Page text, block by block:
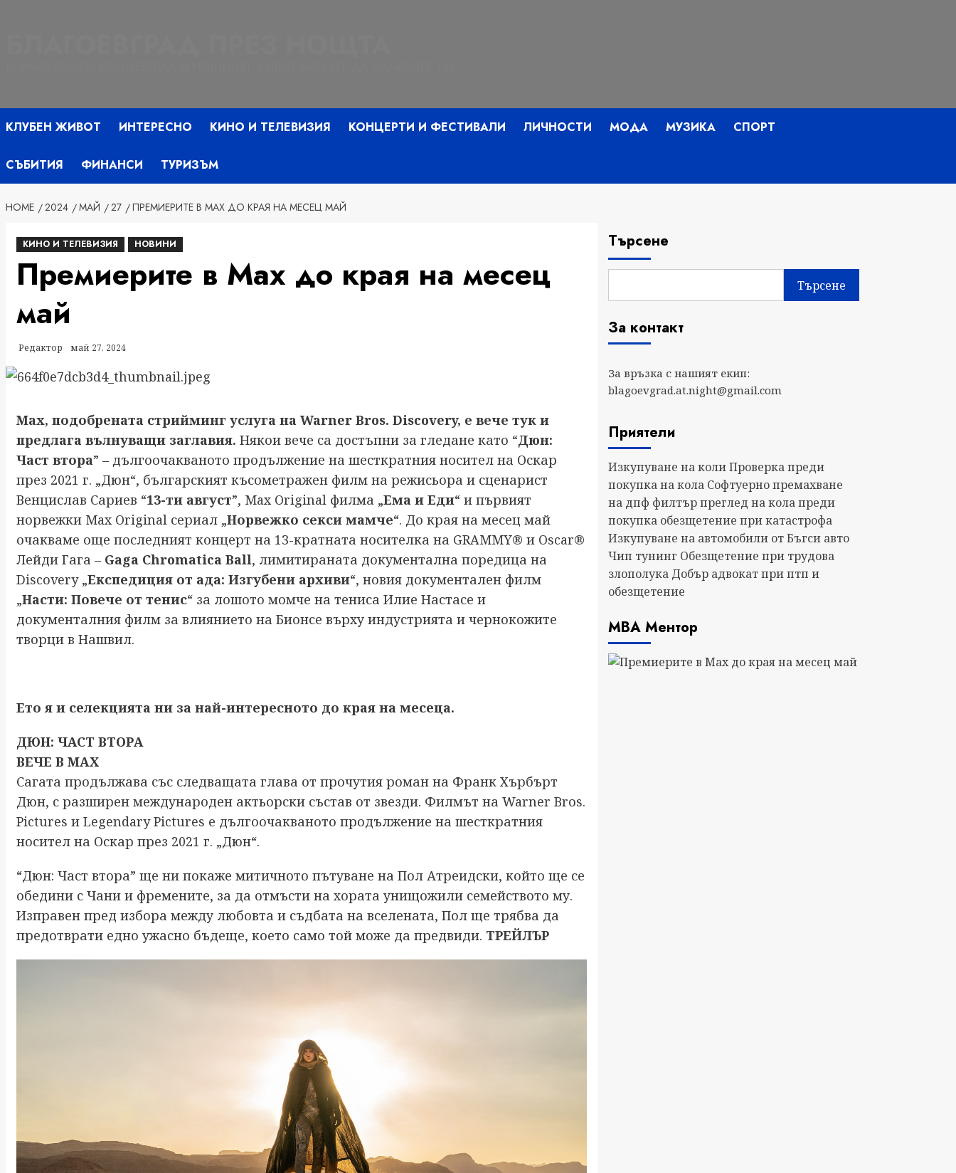
КЛУБЕН ЖИВОТ ИНТЕРЕСНО КИНО И ТЕЛЕВИЗИЯ КОНЦЕРТИ И ФЕСТИВАЛИ ЛИЧНОСТИ МОДА МУЗИКА СПОРТ
СЪБИТИЯ ФИНАНСИ ТУРИЗЪМ
HOME 2024 МАЙ 27 ПРЕМИЕРИТЕ В MAX ДО КРАЯ НА МЕСЕЦ МАЙ
КИНО И ТЕЛЕВИЗИЯ НОВИНИ
Премиерите в Max до края на месец
май
Редактор май 27, 2024
Max, подобрената стрийминг услуга на Warner Bros. Discovery, е вече тук и
предлага вълнуващи заглавия. Някои вече са достъпни за гледане като “Дюн:
Част втора” – дългоочакваното продължение на шесткратния носител на Оскар
през 2021 г. „Дюн“, българският късометражен филм на режисьора и сценарист
Венцислав Сариев “13-ти август”, Max Original филма „Ема и Еди“ и първият
норвежки Max Original сериал „Норвежко секси мамче“. До края на месец май
очакваме още последният концерт на 13-кратната носителка на GRAMMY® и Oscar®
Лейди Гага – Gaga Chromatica Ball, лимитираната документална поредица на
Discovery „Експедиция от ада: Изгубени архиви“, новия документален филм
„Насти: Повече от тенис“ за лошото момче на тениса Илие Настасе и
документалния филм за влиянието на Бионсе върху индустрията и чернокожите
творци в Нашвил.
Ето я и селекцията ни за най-интересното до края на месеца.
ДЮН: ЧАСТ ВТОРА
ВЕЧЕ В MAX
Сагата продължава със следващата глава от прочутия роман на Франк Хърбърт
Дюн, с разширен международен актьорски състав от звезди. Филмът на Warner Bros.
Pictures и Legendary Pictures е дългоочакваното продължение на шесткратния
носител на Оскар през 2021 г. „Дюн“.
“Дюн: Част втора” ще ни покаже митичното пътуване на Пол Атреидски, който ще се
обедини с Чани и фремените, за да отмъсти на хората унищожили семейството му.
Изправен пред избора между любовта и съдбата на вселената, Пол ще трябва да
предотврати едно ужасно бъдеще, което само той може да предвиди. ТРЕЙЛЪР
Търсене
Търсене
За контакт
За връзка с нашият екип:
blagoevgrad.at.night@gmail.com
Приятели
Изкупуване на колиПроверка преди
покупка на кола Софтуерно премахване
на дпф филтърпреглед на кола преди
покупка обезщетение при катастрофа
Изкупуване на автомобили от Бъгси авто
Чип тунинг Обезщетение при трудова
злополука Добър адвокат при птп и
обезщетение
МВА Ментор